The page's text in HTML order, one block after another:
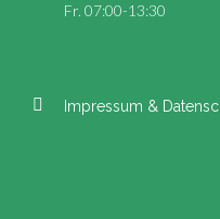
Fr. 07:00-13:30
Impressum &